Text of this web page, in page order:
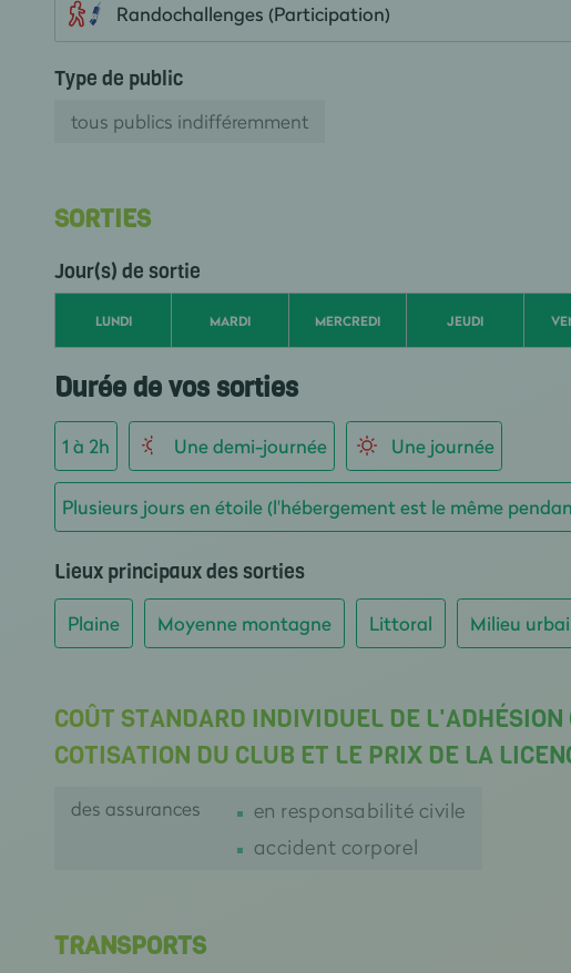
Randochallenges (Participation)
Type de public
tous publics indifféremment
SORTIES
Jour(s) de sortie
LUNDI MARDI MERCREDI JEUDI
Durée de vos sorties
1 à 2h Une demi-journée Une journée
Plusieurs jours en étoile (l'hébergement est le même
Lieux principaux des sorties
Plaine Moyenne montagne Littoral Milieu
COÛT STANDARD INDIVIDUEL DE
COTISATION DU CLUB ET LE PRIX DE LA
des assurances
en responsabilité civile
accident corporel
TRANSPORTS